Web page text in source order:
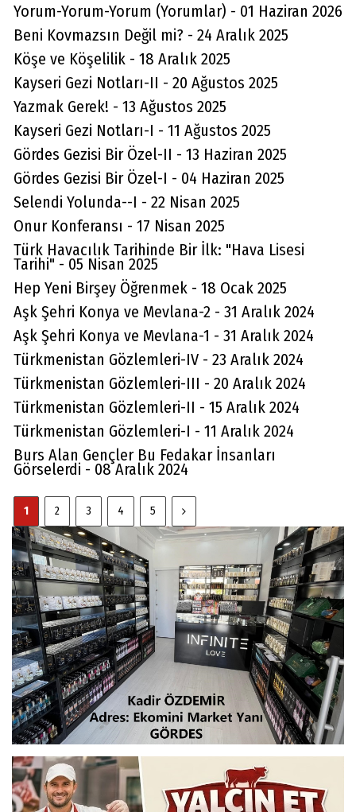
Yorum-Yorum-Yorum (Yorumlar) - 01 Haziran 2026
Beni Kovmazsın Değil mi? - 24 Aralık 2025
Köşe ve Köşelilik - 18 Aralık 2025
Kayseri Gezi Notları-II - 20 Ağustos 2025
Yazmak Gerek! - 13 Ağustos 2025
Kayseri Gezi Notları-I - 11 Ağustos 2025
Gördes Gezisi Bir Özel-II - 13 Haziran 2025
Gördes Gezisi Bir Özel-I - 04 Haziran 2025
Selendi Yolunda--I - 22 Nisan 2025
Onur Konferansı - 17 Nisan 2025
Türk Havacılık Tarihinde Bir İlk: "Hava Lisesi
Tarihi" - 05 Nisan 2025
Hep Yeni Birşey Öğrenmek - 18 Ocak 2025
Aşk Şehri Konya ve Mevlana-2 - 31 Aralık 2024
Aşk Şehri Konya ve Mevlana-1 - 31 Aralık 2024
Türkmenistan Gözlemleri-IV - 23 Aralık 2024
Türkmenistan Gözlemleri-III - 20 Aralık 2024
Türkmenistan Gözlemleri-II - 15 Aralık 2024
Türkmenistan Gözlemleri-I - 11 Aralık 2024
Burs Alan Gençler Bu Fedakar İnsanları
Görselerdi - 08 Aralık 2024
1 2 3 4 5